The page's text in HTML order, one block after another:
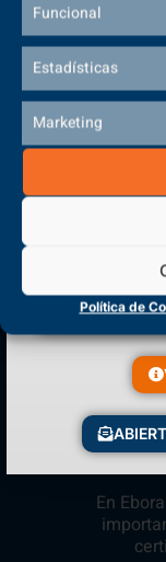
Funcional
Estadísticas
Marketing
Política de
Polígono
En